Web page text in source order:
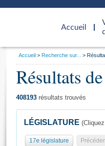
Accueil
d'accueil
Général
Vous
Accueil Recherche sur...
Résultats
408193 résultats trouvés
LÉGISLATURE
17e législature